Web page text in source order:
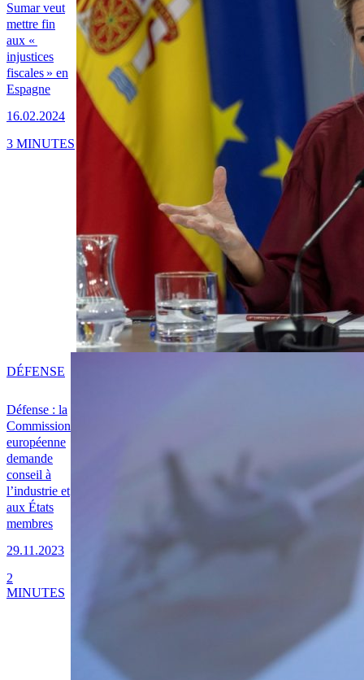
Sumar veut
mettre fin
aux «
injustices
fiscales » en
Espagne
16.02.2024
3 MINUTES
Défense : la
Commission
européenne
demande
conseil à
l’industrie et
aux États
membres
29.11.2023
DÉFENSE
2
MINUTES